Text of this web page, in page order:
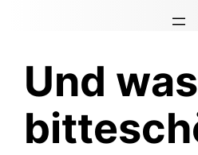
Und was